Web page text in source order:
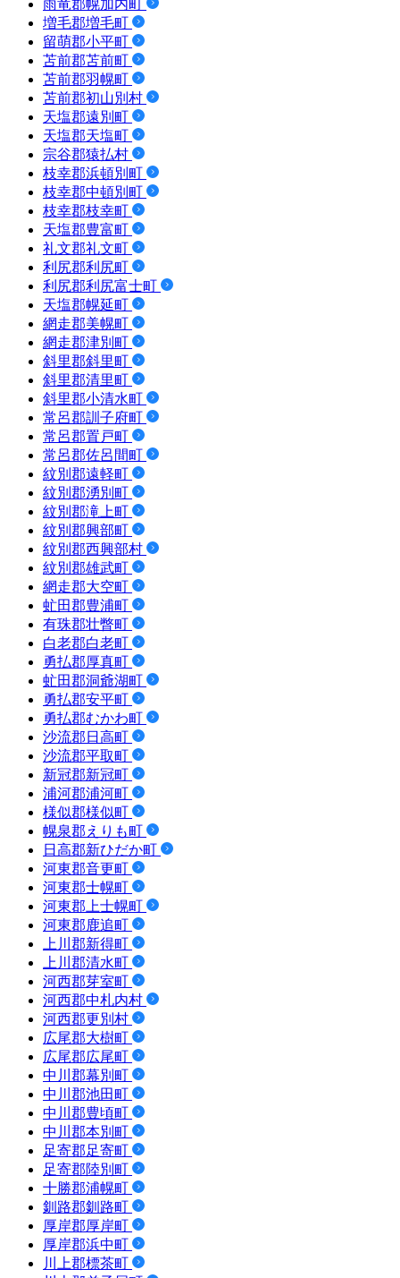
雨竜郡幌加内町
増毛郡増毛町
留萌郡小平町
苫前郡苫前町
苫前郡羽幌町
苫前郡初山別村
天塩郡遠別町
天塩郡天塩町
宗谷郡猿払村
枝幸郡浜頓別町
枝幸郡中頓別町
枝幸郡枝幸町
天塩郡豊富町
礼文郡礼文町
利尻郡利尻町
利尻郡利尻富士町
天塩郡幌延町
網走郡美幌町
網走郡津別町
斜里郡斜里町
斜里郡清里町
斜里郡小清水町
常呂郡訓子府町
常呂郡置戸町
常呂郡佐呂間町
紋別郡遠軽町
紋別郡湧別町
紋別郡滝上町
紋別郡興部町
紋別郡西興部村
紋別郡雄武町
網走郡大空町
虻田郡豊浦町
有珠郡壮瞥町
白老郡白老町
勇払郡厚真町
虻田郡洞爺湖町
勇払郡安平町
勇払郡むかわ町
沙流郡日高町
沙流郡平取町
新冠郡新冠町
浦河郡浦河町
様似郡様似町
幌泉郡えりも町
日高郡新ひだか町
河東郡音更町
河東郡士幌町
河東郡上士幌町
河東郡鹿追町
上川郡新得町
上川郡清水町
河西郡芽室町
河西郡中札内村
河西郡更別村
広尾郡大樹町
広尾郡広尾町
中川郡幕別町
中川郡池田町
中川郡豊頃町
中川郡本別町
足寄郡足寄町
足寄郡陸別町
十勝郡浦幌町
釧路郡釧路町
厚岸郡厚岸町
厚岸郡浜中町
川上郡標茶町